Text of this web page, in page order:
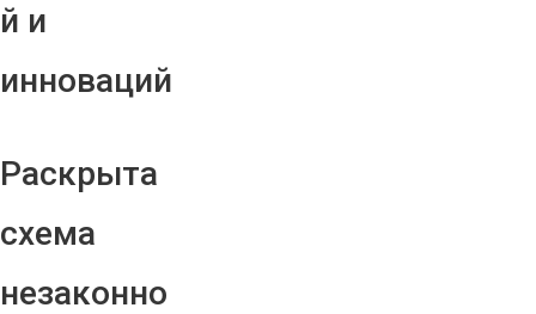
й и
инноваций
Раскрыта
схема
незаконно